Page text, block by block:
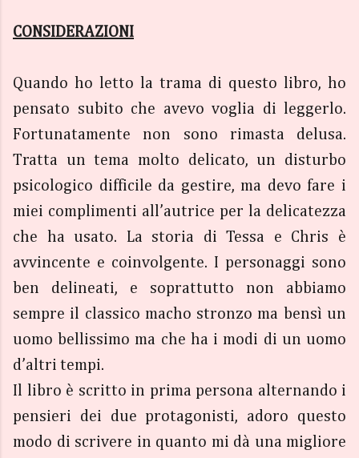
CONSIDERAZIONI
Quando ho letto la trama di questo libro, ho
pensato subito che avevo voglia di leggerlo.
Fortunatamente non sono rimasta delusa.
Tratta un tema molto delicato, un disturbo
psicologico difficile da gestire, ma devo fare i
miei complimenti all’autrice per la delicatezza
che ha usato. La storia di Tessa e Chris è
avvincente e coinvolgente. I personaggi sono
ben delineati, e soprattutto non abbiamo
sempre il classico macho stronzo ma bensì un
uomo bellissimo ma che ha i modi di un uomo
d’altri tempi.
Il libro è scritto in prima persona alternando i
pensieri dei due protagonisti, adoro questo
modo di scrivere in quanto mi dà una migliore